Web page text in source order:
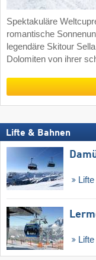
Spektakuläre
romantische
legendäre Skitour
Dolomiten von ihrer
Lifte & Bahnen
Lifte
Lifte